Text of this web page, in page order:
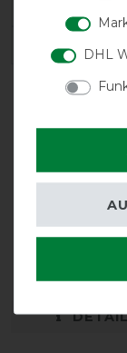
EAN:
DHL